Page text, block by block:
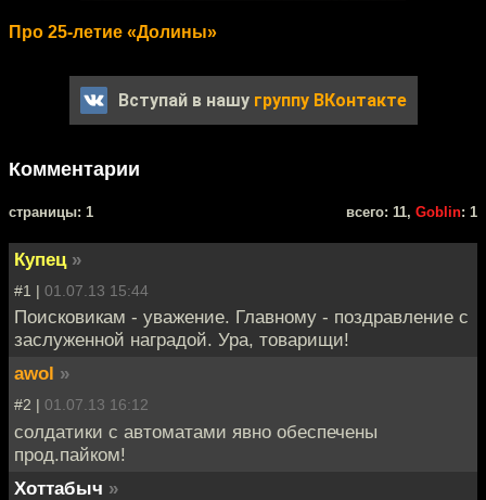
Про 25-летие «Долины»
Вступай в нашу группу ВКонтакте
Комментарии
cтраницы: 1 всего: 11, Goblin: 1
Купец »
#1 | 01.07.13 15:44
Поисковикам - уважение. Главному - поздравление с
заслуженной наградой. Ура, товарищи!
awol »
#2 | 01.07.13 16:12
солдатики с автоматами явно обеспечены
прод.пайком!
Хоттабыч »